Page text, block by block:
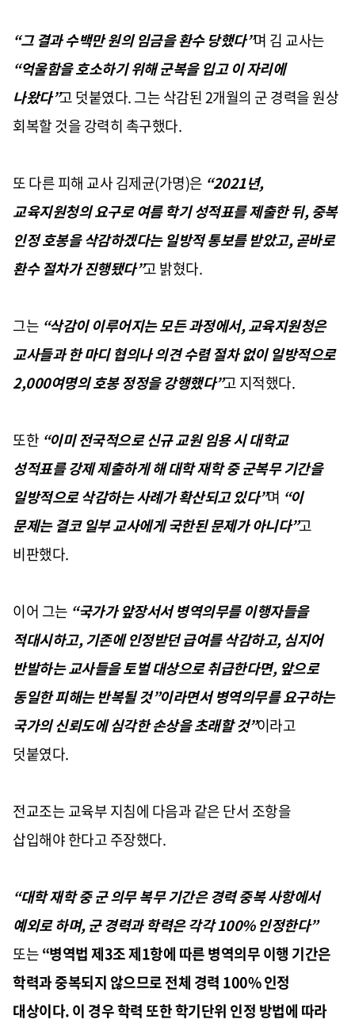
“그 결과 수백만 원의 임금을 환수 당했다”며 김 교사는
“억울함을 호소하기 위해 군복을 입고 이 자리에
나왔다”고 덧붙였다.그는 삭감된2개월의 군 경력을 원상
회복할 것을 강력히 촉구했다.
또 다른 피해 교사 김제균(가명)은 “2021년,
교육지원청의 요구로 여름 학기 성적표를 제출한 뒤,중복
인정 호봉을 삭감하겠다는 일방적 통보를 받았고,곧바로
환수 절차가 진행됐다”고 밝혔다.
그는 “삭감이 이루어지는 모든 과정에서,교육지원청은
교사들과 한 마디 협의나 의견 수렴 절차 없이 일방적으로
2,000여명의 호봉 정정을 강행했다”고 지적했다.
또한 “이미 전국적으로 신규 교원 임용 시 대학교
성적표를 강제 제출하게 해 대학 재학 중 군복무 기간을
일방적으로 삭감하는 사례가 확산되고 있다”며 “이
문제는 결코 일부 교사에게 국한된 문제가 아니다”고
비판했다.
이어 그는 “국가가 앞장서서 병역의무를 이행자들을
적대시하고,기존에 인정받던 급여를 삭감하고,심지어
반발하는 교사들을 토벌 대상으로 취급한다면, 앞으로
동일한 피해는 반복될 것”이라면서 병역의무를 요구하는
국가의 신뢰도에 심각한 손상을 초래할 것”이라고
덧붙였다.
전교조는 교육부 지침에 다음과 같은 단서 조항을
삽입해야 한다고 주장했다.
“대학 재학 중 군 의무 복무 기간은 경력 중복 사항에서
예외로 하며,군 경력과 학력은 각각100%인정한다”
또는“병역법 제3조 제1항에 따른 병역의무 이행 기간은
학력과 중복되지 않으므로 전체 경력 100%인정
대상이다.이 경우 학력 또한 학기단위 인정 방법에 따라